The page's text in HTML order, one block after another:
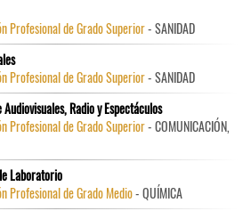
Profesional de Grado Superior- SANIDAD
Profesional de Grado Superior- SANIDAD
Radio y Espectáculos
Profesional de Grado Superior- COMUNICACIÓN,
Laboratorio
Profesional de Grado Medio- QUÍMICA